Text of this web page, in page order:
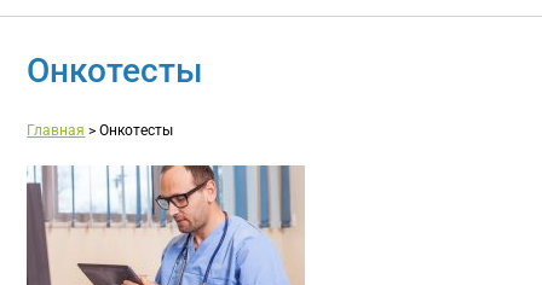
Онкотесты
Главная >Онкотесты